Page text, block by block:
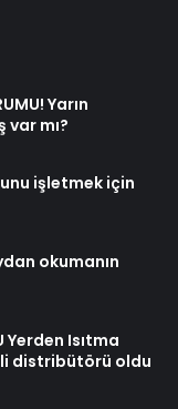
Yarın
var mı?
işletmek için
okumanın
Yerden Isıtma
distribütörü oldu